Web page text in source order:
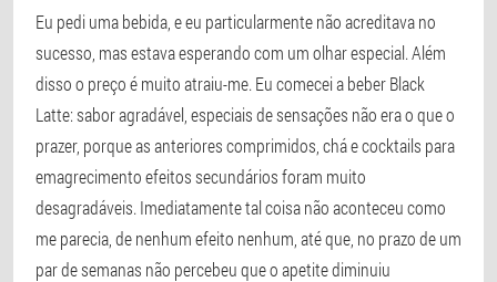
Eu pedi uma bebida, e eu particularmente não acreditava no
sucesso, mas estava esperando com um olhar especial. Além
disso o preço é muito atraiu-me. Eu comecei a beber Black
Latte: sabor agradável, especiais de sensações não era o que o
prazer, porque as anteriores comprimidos, chá e cocktails para
emagrecimento efeitos secundários foram muito
desagradáveis. Imediatamente tal coisa não aconteceu como
me parecia, de nenhum efeito nenhum, até que, no prazo de um
par de semanas não percebeu que o apetite diminuiu